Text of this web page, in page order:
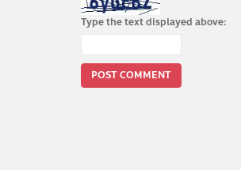
Type the text displayed above: